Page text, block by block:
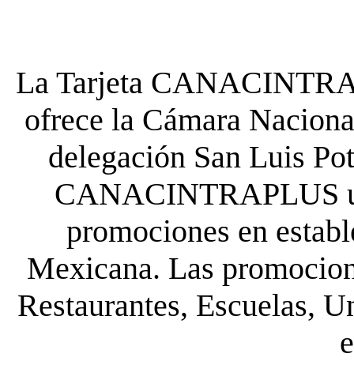
La Tarjeta
ofrece la Cámara
delegación San Luis
CANACINTRAPLUS
promociones en
Mexicana. Las
Restaurantes, Escuelas,